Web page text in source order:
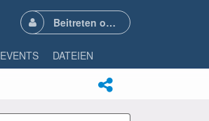
Beitreten oder Anmelden
EVENTS DATEIEN